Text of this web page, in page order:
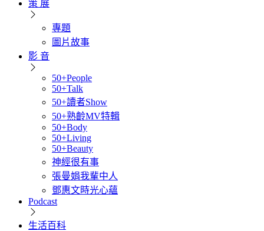
策 展
專題
圖片故事
影 音
50+People
50+Talk
50+讀者Show
50+熟齡MV特輯
50+Body
50+Living
50+Beauty
神經很有事
張曼娟我輩中人
鄧惠文時光心蘊
Podcast
生活百科